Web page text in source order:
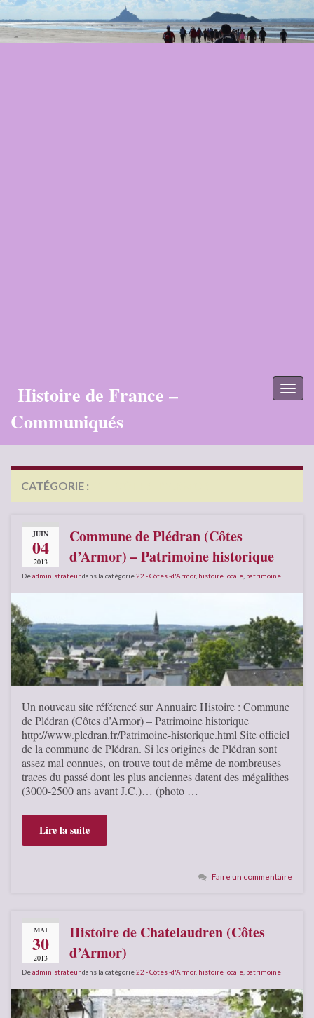
Histoire de France –
Communiqués
CATÉGORIE :
JUIN
04
2013
Commune de Plédran (Côtes
d’Armor) – Patrimoine historique
Deadministrateurdans la catégorie22 - Côtes -d'Armor, histoire locale patrimoine
Un nouveau site référencé sur Annuaire Histoire : Commune
de Plédran (Côtes d’Armor) – Patrimoine historique
http://www.pledran.fr/Patrimoine-historique.html Site officiel
de la commune de Plédran. Si les origines de Plédran sont
assez mal connues, on trouve tout de même de nombreuses
traces du passé dont les plus anciennes datent des mégalithes
(3000-2500 ans avant J.C.)… (photo …
Lire la suite
Faire un commentaire
MAI
30
2013
Histoire de Chatelaudren (Côtes
d’Armor)
Deadministrateurdans la catégorie22 - Côtes -d'Armor, histoire locale patrimoine